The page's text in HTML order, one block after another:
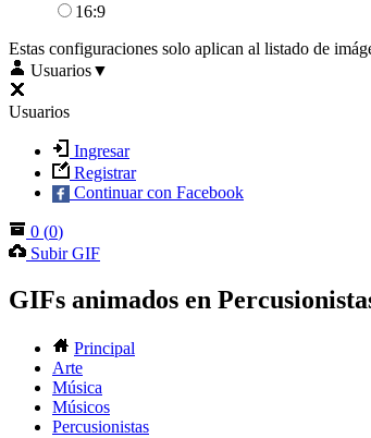
16:9
Estas configuraciones solo aplican al listado de
Usuarios▼
Usuarios
Ingresar
Registrar
Continuar con Facebook
0 (0)
Subir GIF
GIFs animados en
Principal
Arte
Música
Músicos
Percusionistas